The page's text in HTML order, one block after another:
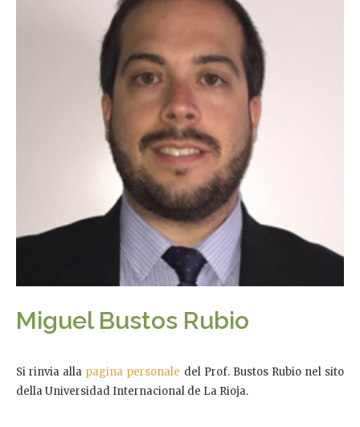
Miguel Bustos Rubio
Si rinvia alla pagina personale del Prof. Bustos Rubio nel sito
della Universidad Internacional de La Rioja.